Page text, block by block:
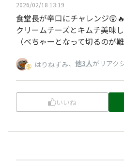
2026/02/18 13:19
食堂長が辛口にチャレンジ
クリームチーズとキムチ美味
（べちゃーとなって切るのが
はりねずみ、 他3人がリアク
いいね